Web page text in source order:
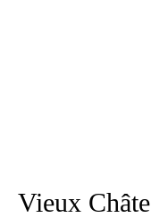
Vieux